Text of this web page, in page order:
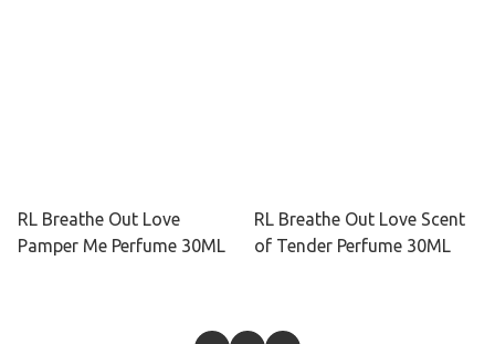
RL Breathe Out Love
Pamper Me Perfume 30ML
RL Breathe Out Love Scent
of Tender Perfume 30ML